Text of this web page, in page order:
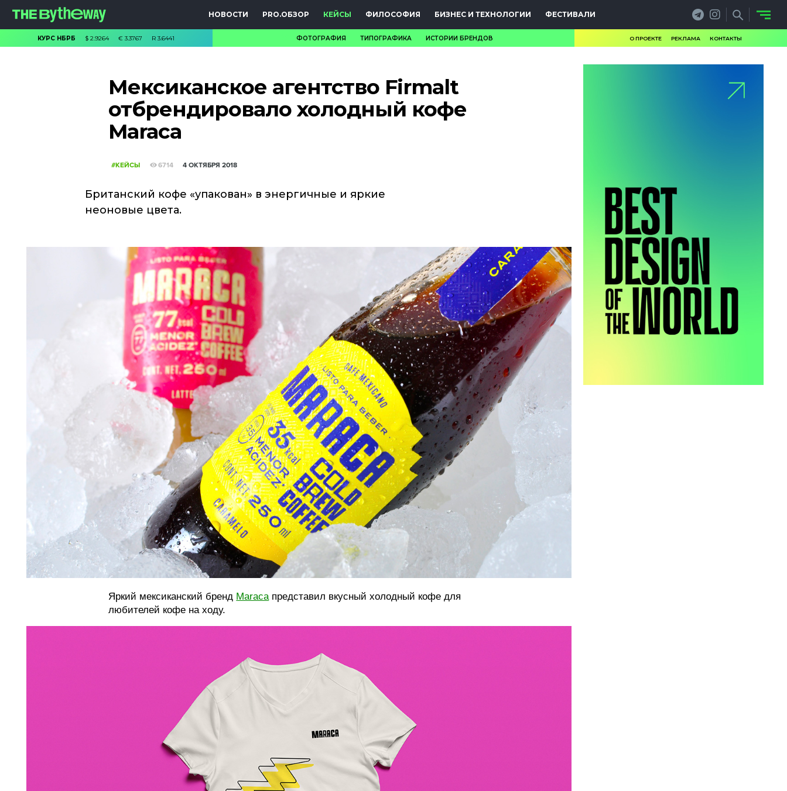
НОВОСТИ PRO.ОБЗОР КЕЙСЫ ФИЛОСОФИЯ БИЗНЕС И ТЕХНОЛОГИИ ФЕСТИВАЛИ
КУРС НБРБ $ 2.9264 € 3.3767 R 3.6441 ФОТОГРАФИЯ ТИПОГРАФИКА ИСТОРИИ БРЕНДОВ О ПРОЕКТЕ РЕКЛАМА КОНТАКТЫ
Мексиканское агентство Firmalt
отбрендировало холодный кофе
Maraca
#КЕЙСЫ 6714 4 ОКТЯБРЯ 2018
Британский кофе «упакован» в энергичные и яркие
неоновые цвета.
Яркий мексиканский бренд Maracaпредставил вкусный холодный кофе для
любителей кофе на ходу.
PRO.ОБЗОР
КЕЙСЫ
БИЗНЕС И
ФЕСТИВАЛИ
ФОТОГРАФИЯ
ТИПОГРАФИКА
ИСТОРИИ БРЕНДОВ
О ПРОЕКТЕ
РЕКЛАМА
КОНТАКТЫ